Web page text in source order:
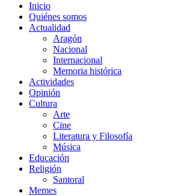
Inicio
Quiénes somos
Actualidad
Aragón
Nacional
Internacional
Memoria histórica
Actividades
Opinión
Cultura
Arte
Cine
Literatura y Filosofía
Música
Educación
Religión
Santoral
Memes